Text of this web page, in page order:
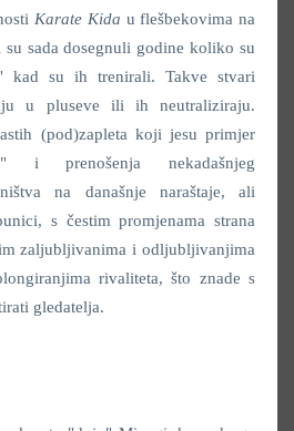
Karate Kida u flešbekovima na
sada dosegnuli godine koliko su
kad su ih trenirali. Takve stvari
u pluseve ili ih neutraliziraju.
(pod)zapleta koji jesu primjer
i prenošenja nekadašnjeg
na današnje naraštaje, ali
s čestim promjenama strana
zaljubljivanima i odljubljivanjima
rivaliteta, što znade s
gledatelja.